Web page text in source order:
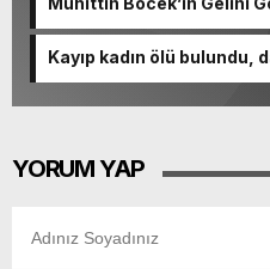
Kayıp kadın ölü bulundu,
YORUM YAP